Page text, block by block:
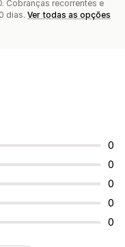
Cobranças recorrentes e
dias. Ver todas as opções
0
0
0
0
0